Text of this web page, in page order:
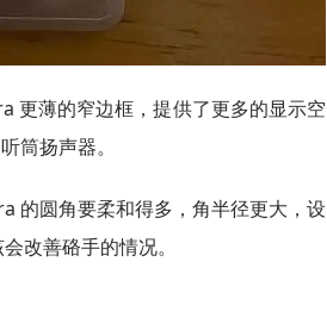
更薄的窄边框，提供了更多的显示空
筒扬声器。
的圆角要柔和得多，角半径更大，设
改善硌手的情况。